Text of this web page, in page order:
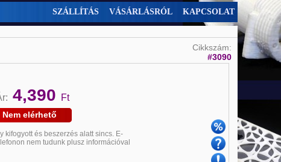
SZÁLLÍTÁS VÁSÁRLÁSRÓL KAPCSOLAT
Cikkszám:
#3090
4,390 Ft
Nem elérhető
kifogyott és beszerzés alatt sincs. E-
nem tudunk plusz információval